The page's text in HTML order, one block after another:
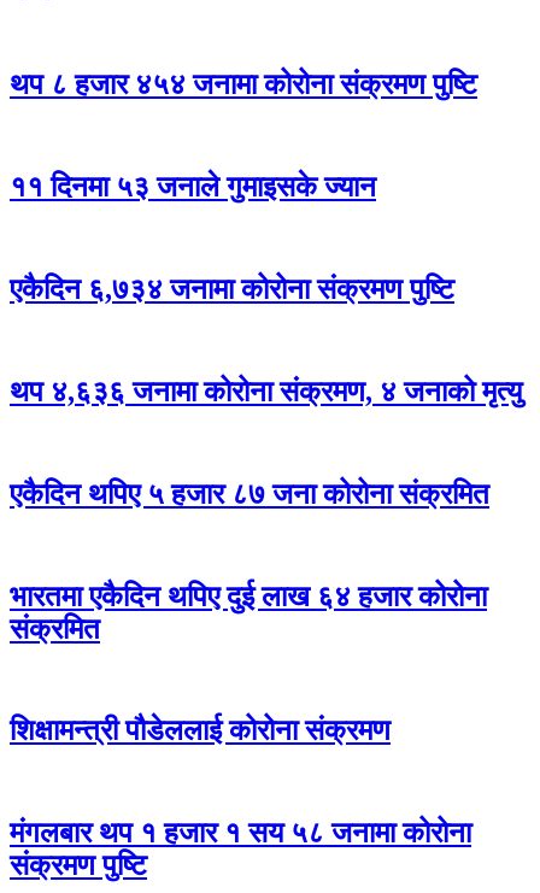
थप ८ हजार ४५४ जनामा कोरोना संक्रमण पुष्टि
११ दिनमा ५३ जनाले गुमाइसके ज्यान
एकैदिन ६,७३४ जनामा कोरोना संक्रमण पुष्टि
थप ४,६३६ जनामा कोरोना संक्रमण, ४ जनाको मृत्यु
एकैदिन थपिए ५ हजार ८७ जना कोरोना संक्रमित
भारतमा एकैदिन थपिए दुई लाख ६४ हजार कोरोना
संक्रमित
शिक्षामन्त्री पौडेललाई कोरोना संक्रमण
मंगलबार थप १ हजार १ सय ५८ जनामा कोरोना
संक्रमण पुष्टि